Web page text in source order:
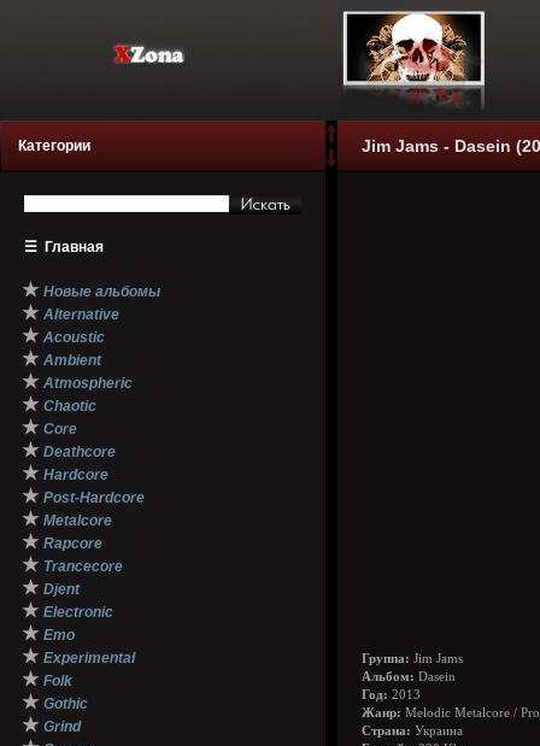
Категории
☰ Главная
★ Новые альбомы
★ Alternative
★ Acoustic
★ Ambient
★ Atmospheric
★ Chaotic
★ Core
★ Deathcore
★ Hardcore
★ Post-Hardcore
★ Metalcore
★ Rapcore
★ Trancecore
★ Djent
★ Electronic
★ Emo
★ Experimental
★ Folk
★ Gothic
★ Grind
Jim Jams - Dasein
Группа: Jim Jams
Альбом: Dasein
Год: 2013
Жанр: Melodic Metalcore /
Страна: Украина